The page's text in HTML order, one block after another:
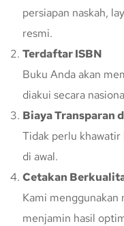
persiapan naskah,
resmi.
Terdaftar ISBN
Buku Anda akan
diakui secara
Biaya Transparan
Tidak perlu
di awal.
Cetakan
Kami menggunakan
menjamin hasil